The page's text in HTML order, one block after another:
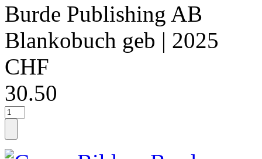
Burde Publishing AB
Blankobuch geb | 2025
CHF
30.50